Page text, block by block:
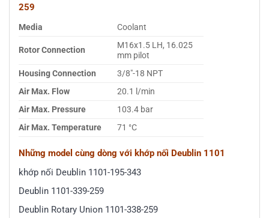
259
Media Coolant
Rotor Connection
M16x1.5 LH, 16.025
mm pilot
Housing Connection
3/8″-18 NPT
Air Max. Flow
20.1 l/min
Air Max. Pressure
103.4 bar
Air Max. Temperature
71 °C
Những model cùng dòng với khớp nối Deublin 1101
khớp nối Deublin 1101-195-343
Deublin 1101-339-259
Deublin Rotary Union 1101-338-259